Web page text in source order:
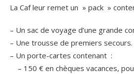
La Caf leur remet un » pack »
– Un sac de voyage d’une grande
– Une trousse de premiers secours.
– Un porte-cartes contenant :
– 150 € en chèques vacances,